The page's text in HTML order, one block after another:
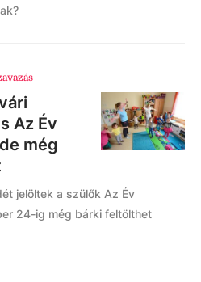
Az Év
még
jelöltek a szülők Az Év
24-ig még bárki feltölthet